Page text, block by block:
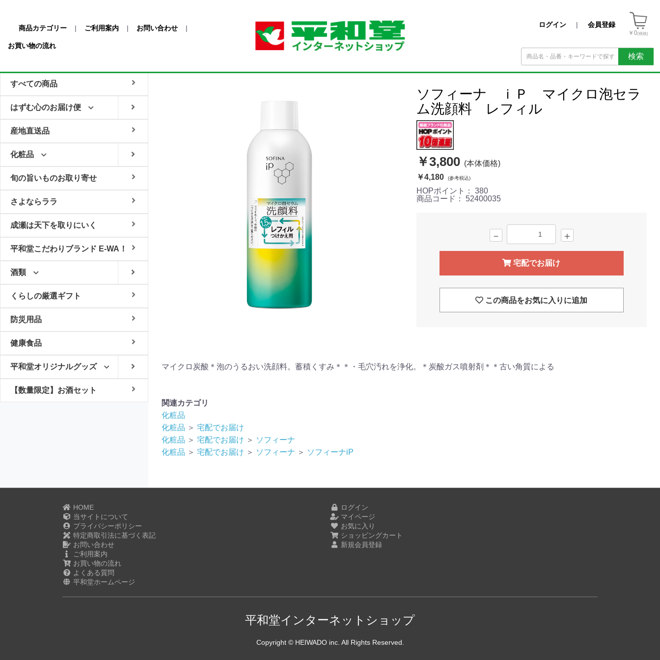
商品カテゴリー | ご利用案内 | お問い合わせ |
お買い物の流れ
ログイン | 会員登録
￥0(税抜)
検索
ソフィーナ ｉＰ マイクロ泡セラ
ム洗顔料 レフィル
￥3,800 (本体価格)
￥4,180
(参考税込)
HOPポイント： 380
商品コード： 52400035
－ ＋
宅配でお届け
この商品をお気に入りに追加
マイクロ炭酸＊泡のうるおい洗顔料。蓄積くすみ＊＊・毛穴汚れを浄化。＊炭酸ガス噴射剤＊＊古い角質による
関連カテゴリ
化粧品
化粧品 ＞ 宅配でお届け
化粧品 ＞ 宅配でお届け ＞ ソフィーナ
化粧品 ＞ 宅配でお届け ＞ ソフィーナ ＞ ソフィーナiP
すべての商品
はずむ心のお届け便
産地直送品
化粧品
旬の旨いものお取り寄せ
さよならララ
成瀬は天下を取りにいく
平和堂こだわりブランド E-WA！
酒類
くらしの厳選ギフト
防災用品
健康食品
平和堂オリジナルグッズ
【数量限定】お酒セット
HOME
当サイトについて
プライバシーポリシー
特定商取引法に基づく表記
お問い合わせ
ご利用案内
お買い物の流れ
よくある質問
平和堂ホームページ
ログイン
マイページ
お気に入り
ショッピングカート
新規会員登録
平和堂インターネットショップ
Copyright © HEIWADO inc. All Rights Reserved.